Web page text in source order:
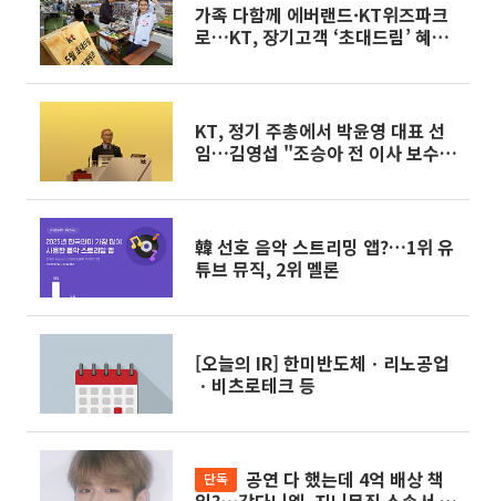
가족 다함께 에버랜드·KT위즈파크
로…KT, 장기고객 ‘초대드림’ 혜택
KT, 정기 주총에서 박윤영 대표 선
임…김영섭 "조승아 전 이사 보수
韓 선호 음악 스트리밍 앱?…1위 유
튜브 뮤직, 2위 멜론
[오늘의 IR] 한미반도체ㆍ리노공업
ㆍ비츠로테크 등
단독